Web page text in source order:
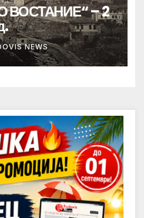
ВОСТАНИЕ“ – 2
NEWS